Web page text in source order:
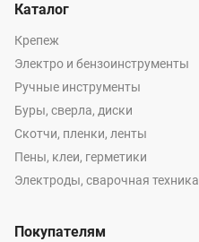
Каталог
Крепеж
Электро и бензоинструменты
Ручные инструменты
Буры, сверла, диски
Скотчи, пленки, ленты
Пены, клеи, герметики
Электроды, сварочная техника
Покупателям